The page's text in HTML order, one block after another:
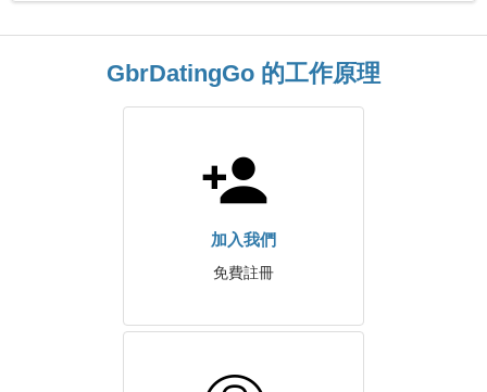
GbrDatingGo 的工作原理
加入我們
免費註冊